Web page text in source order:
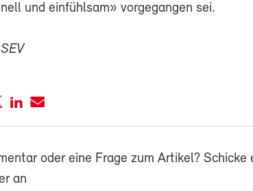
und einfühlsam» vorgegangen sei.
oder eine Frage zum Artikel? Schicke
an